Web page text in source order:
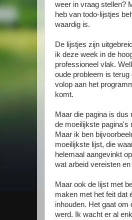
weer in vraag stellen?
heb van todo-lijstjes
waardig is.
De lijstjes zijn
ik deze week in de
professioneel vlak.
oude probleem is
volop aan het
komt.
Maar die pagina is dus
de moeilijkste pagina's
Maar ik ben
moeilijkste lijst, die
helemaal aangevinkt
wat arbeid vereisten
Maar ook de lijst met
maken met het feit dat
inhouden. Het gaat om
werd. Ik wacht er al